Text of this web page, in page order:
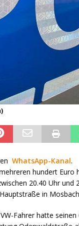
WhatsApp-Kanal.
hundert
20.40 Uhr und
in
VW-Fahrer hatte